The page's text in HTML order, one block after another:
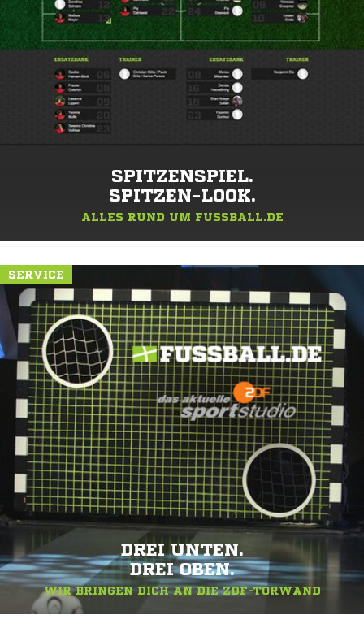
SPITZENSPIEL.
SPITZEN-LOOK.
ALLES RUND UM FUSSBALL.DE
SERVICE
DREI UNTEN.
DREI OBEN.
WIR BRINGEN DICH AN DIE ZDF-TORWAND